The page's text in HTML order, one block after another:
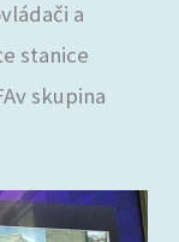
a
stanice
skupina